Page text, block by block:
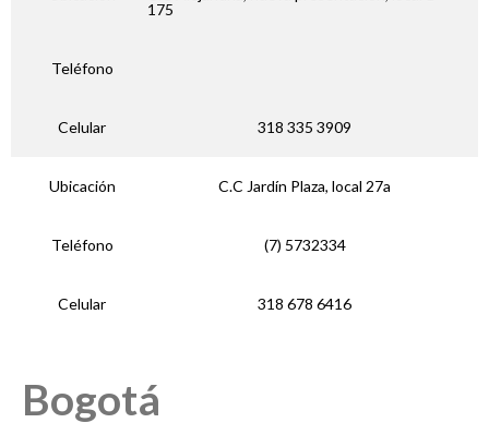
175
Teléfono
Celular 318 335 3909
Ubicación C.C Jardín Plaza, local 27a
Teléfono (7) 5732334
Celular 318 678 6416
Bogotá